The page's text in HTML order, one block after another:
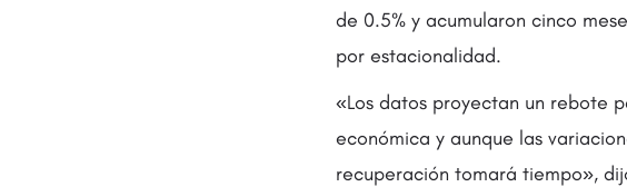
de 0.5% y acumularon cinco
por estacionalidad.
«Los datos proyectan un rebote
económica y aunque las
recuperación tomará tiempo»,